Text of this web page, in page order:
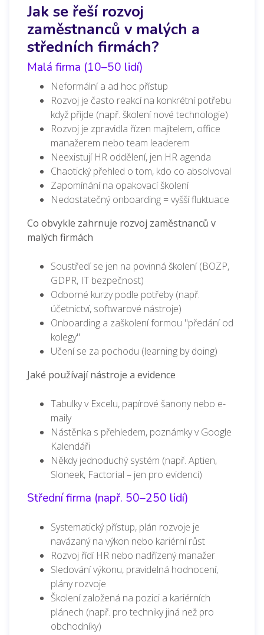
Jak se řeší rozvoj
zaměstnanců v malých a
středních firmách?
Malá firma (10–50 lidí)
Neformální a ad hoc přístup
Rozvoj je často reakcí na konkrétní potřebu
když přijde (např. školení nové technologie)
Rozvoj je zpravidla řízen majitelem, office
manažerem nebo team leaderem
Neexistují HR oddělení, jen HR agenda
Chaotický přehled o tom, kdo co absolvoval
Zapomínání na opakovací školení
Nedostatečný onboarding = vyšší fluktuace
Co obvykle zahrnuje rozvoj zaměstnanců v
malých firmách
Soustředí se jen na povinná školení (BOZP,
GDPR, IT bezpečnost)
Odborné kurzy podle potřeby (např.
účetnictví, softwarové nástroje)
Onboarding a zaškolení formou "předání od
kolegy"
Učení se za pochodu (learning by doing)
Jaké používají nástroje a evidence
Tabulky v Excelu, papírové šanony nebo e-
maily
Nástěnka s přehledem, poznámky v Google
Kalendáři
Někdy jednoduchý systém (např. Aptien,
Sloneek, Factorial – jen pro evidenci)
Střední firma (např. 50–250 lidí)
Systematický přístup, plán rozvoje je
navázaný na výkon nebo kariérní růst
Rozvoj řídí HR nebo nadřízený manažer
Sledování výkonu, pravidelná hodnocení,
plány rozvoje
Školení založená na pozici a kariérních
plánech (např. pro techniky jiná než pro
obchodníky)